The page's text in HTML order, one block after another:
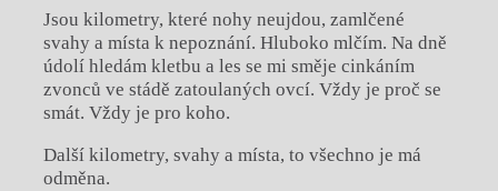
Jsou kilometry, které nohy neujdou, zamlčené
svahy a místa k nepoznání. Hluboko mlčím. Na dně
údolí hledám kletbu a les se mi směje cinkáním
zvonců ve stádě zatoulaných ovcí. Vždy je proč se
smát. Vždy je pro koho.
Další kilometry, svahy a místa, to všechno je má
odměna.